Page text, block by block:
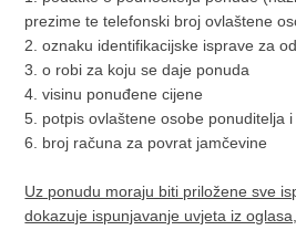
prezime te telefonski broj ovlaštene
2. oznaku identifikacijske isprave za
3. o robi za koju se daje ponuda
4. visinu ponuđene cijene
5. potpis ovlaštene osobe ponuditelja
6. broj računa za povrat jamčevine
Uz ponudu moraju biti priložene sve
dokazuje ispunjavanje uvjeta iz